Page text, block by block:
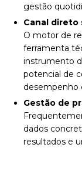
gestão
Canal direto
O motor de
ferramenta
instrumento
potencial de
desempenho
Gestão de
dados
resultados e